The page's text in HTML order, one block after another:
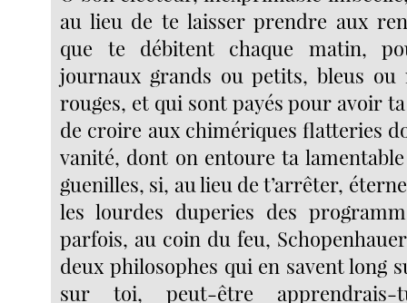
au lieu de te laisser prendre aux
que te débitent chaque matin,
journaux grands ou petits, bleus ou
rouges, et qui sont payés pour avoir
de croire aux chimériques flatteries
vanité, dont on entoure ta
guenilles, si, au lieu de t’arrêter,
les lourdes duperies des
parfois, au coin du feu,
deux philosophes qui en savent long
sur toi, peut-être apprendrais-